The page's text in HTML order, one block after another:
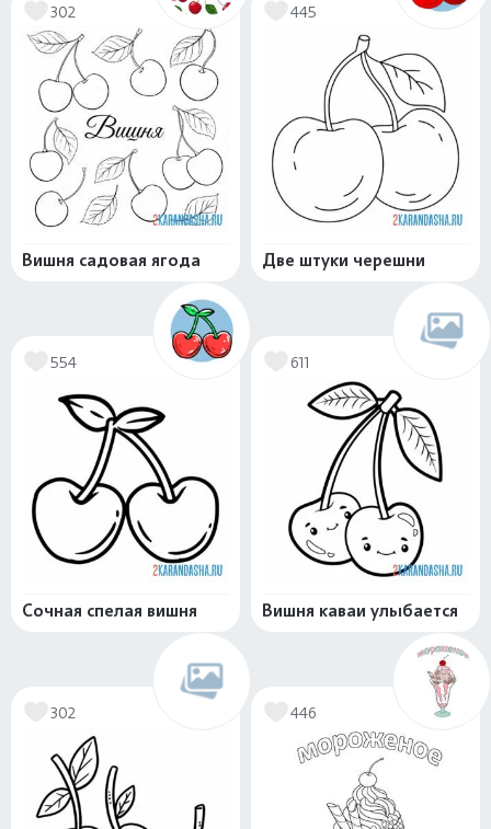
302
Вишня садовая ягода
445
Две штуки черешни
554
Сочная спелая вишня
611
Вишня каваи улыбается
302 446